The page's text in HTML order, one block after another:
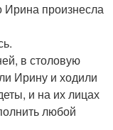
Ирина произнесла
в столовую
Ирину и ходили
и на их лицах
любой